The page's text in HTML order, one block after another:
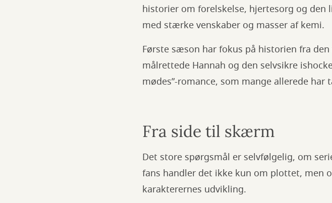
historier om forelskelse, hjertesorg og
med stærke venskaber og masser af kemi.
Første sæson har fokus på historien fra
målrettede Hannah og den selvsikre
mødes”-romance, som mange allerede har
Fra side til skærm
Det store spørgsmål er selvfølgelig, om
fans handler det ikke kun om plottet, men
karakterernes udvikling.